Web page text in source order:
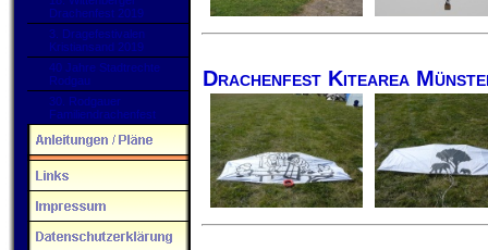
Drachenfest 2019
3. Dragefestivalen
Kristiansand 2019
40 Jahre Stadtrechte
Rodgau
30. Rodgauer
Familiendrachenfest
Drachenfest Kitearea